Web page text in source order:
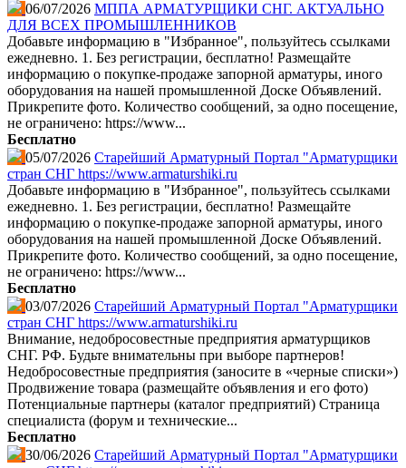
06/07/2026 МППА АРМАТУРЩИКИ СНГ. АКТУАЛЬНО
ДЛЯ ВСЕХ ПРОМЫШЛЕННИКОВ
Добавьте информацию в "Избранное", пользуйтесь ссылками
ежедневно. 1. Без регистрации, бесплатно! Размещайте
информацию о покупке-продаже запорной арматуры, иного
оборудования на нашей промышленной Доске Объявлений.
Прикрепите фото. Количество сообщений, за одно посещение,
не ограничено: https://www...
Бесплатно
05/07/2026 Старейший Арматурный Портал "Арматурщики
стран СНГ https://www.armaturshiki.ru
Добавьте информацию в "Избранное", пользуйтесь ссылками
ежедневно. 1. Без регистрации, бесплатно! Размещайте
информацию о покупке-продаже запорной арматуры, иного
оборудования на нашей промышленной Доске Объявлений.
Прикрепите фото. Количество сообщений, за одно посещение,
не ограничено: https://www...
Бесплатно
03/07/2026 Старейший Арматурный Портал "Арматурщики
стран СНГ https://www.armaturshiki.ru
Внимание, недобросовестные предприятия арматурщиков
СНГ. РФ. Будьте внимательны при выборе партнеров!
Недобросовестные предприятия (заносите в «черные списки»)
Продвижение товара (размещайте объявления и его фото)
Потенциальные партнеры (каталог предприятий) Страница
специалиста (форум и технические...
Бесплатно
30/06/2026 Старейший Арматурный Портал "Арматурщики